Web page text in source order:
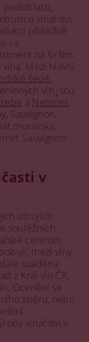
podoblasti,
u vinařství
přibližně
i s
na širším
Mezi hlavní
šedé,
vín jsou
a Neronet
Sauvignon,
moravský,
Sauvignon
v
zdrojích
soutěžních
centrum
mezi víny
uváděna
z Král vín ČR,
Ocenění se
sběru, nebo
vinařství v